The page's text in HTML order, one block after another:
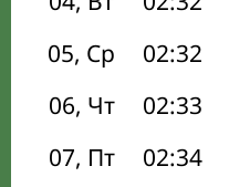
05, Ср
02:32
06, Чт
02:33
07, Пт
02:34